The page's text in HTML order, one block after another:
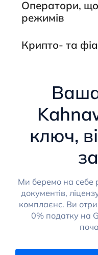
Оператори,
режимів
Крипто- та
Ваша
ключ,
Ми беремо на себе
документів,
комплаєнс. Ви
0% податку на